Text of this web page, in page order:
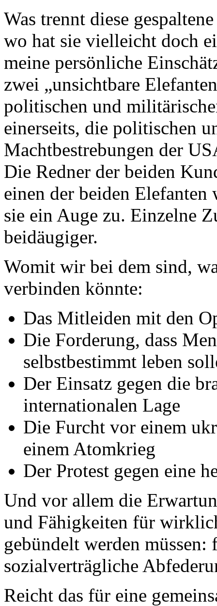
Was trennt diese
wo hat sie vielleicht doch
meine persönliche
zwei „unsichtbare
politischen und
einerseits, die politischen
Machtbestrebungen der
Die Redner der beiden
einen der beiden Elefanten
sie ein Auge zu. Einzelne
beidäugiger.
Womit wir bei dem sind,
verbinden könnte:
Das Mitleiden mit den
Die Forderung, dass
selbstbestimmt leben
Der Einsatz gegen die
internationalen Lage
Die Furcht vor einem
einem Atomkrieg
Der Protest gegen eine
Und vor allem die
und Fähigkeiten für
gebündelt werden
sozialverträgliche
Reicht das für eine